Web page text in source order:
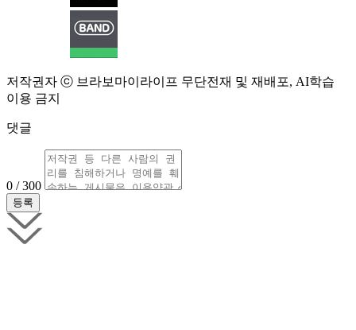
저작권자 ⓒ 브라보마이라이프 무단전재 및 재배포, AI학습
이용 금지
댓글
0 / 300